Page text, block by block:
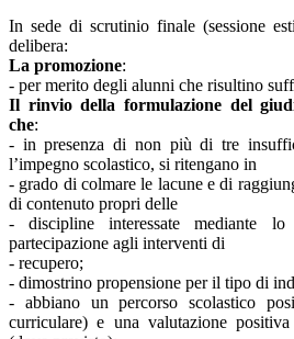
In sede di scrutinio finale (sessione
delibera:
La promozione:
- per merito degli alunni che risultino
Il rinvio della formulazione del
che:
- in presenza di non più di tre
l’impegno scolastico, si ritengano in
- grado di colmare le lacune e di
di contenuto propri delle
- discipline interessate mediante
partecipazione agli interventi di
- recupero;
- dimostrino propensione per il tipo di
- abbiano un percorso scolastico
curriculare) e una valutazione